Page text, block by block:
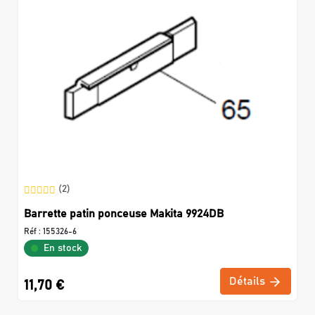
(2)
Barrette patin ponceuse Makita 9924DB
Réf : 155326-6
En stock
11,70 € Détails